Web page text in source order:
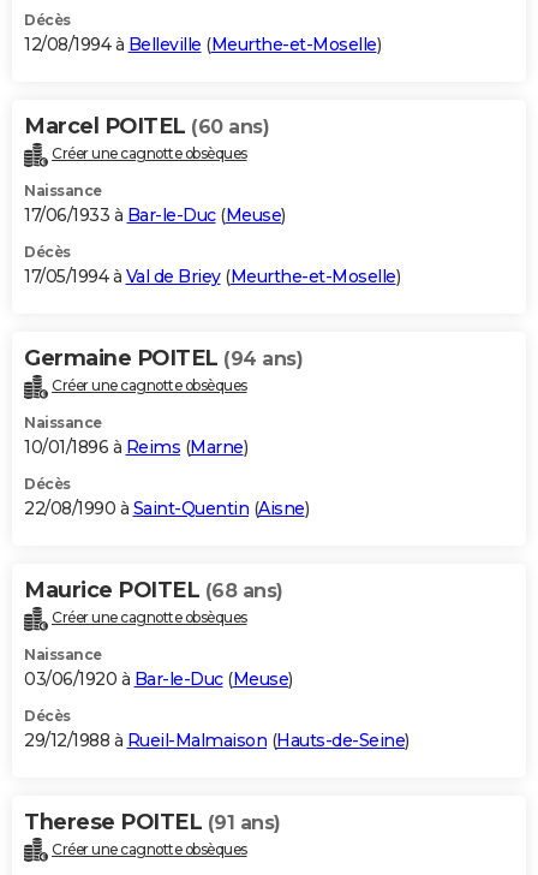
Décès
12/08/1994 à Belleville (Meurthe-et-Moselle)
Marcel POITEL (60 ans)
Créer une cagnotte obsèques
Naissance
17/06/1933 à Bar-le-Duc(Meuse)
Décès
17/05/1994 à Val de Briey(Meurthe-et-Moselle)
Germaine POITEL (94 ans)
Créer une cagnotte obsèques
Naissance
10/01/1896 à Reims (Marne)
Décès
22/08/1990 à Saint-Quentin (Aisne)
Maurice POITEL (68 ans)
Créer une cagnotte obsèques
Naissance
03/06/1920 à Bar-le-Duc(Meuse)
Décès
29/12/1988 à Rueil-Malmaison (Hauts-de-Seine)
Therese POITEL (91 ans)
Créer une cagnotte obsèques